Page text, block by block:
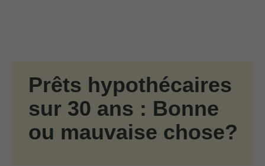
Prêts hypothécaires
sur 30 ans : Bonne
ou mauvaise chose?